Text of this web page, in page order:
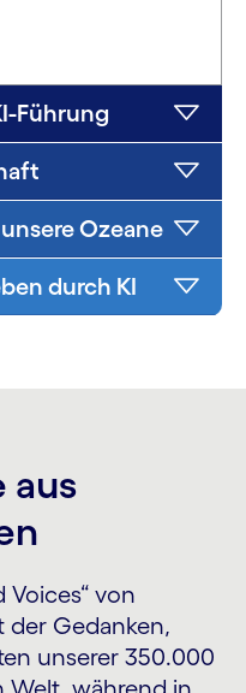
Führung
Ozeane
durch KI
aus
Voices“ von
der Gedanken,
unserer 350.000